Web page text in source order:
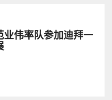
业伟率队参加迪拜一